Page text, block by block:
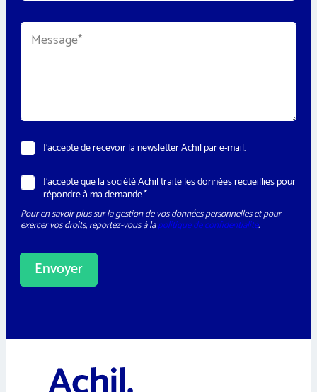
p
hM
N
e
w
s
e
t
t
r
J’accepte de recevoir la newsletter Achil par e-mail.
*
*
G
P
D
R
G
D
*
J’accepte que la société Achil traite les données recueillies pour
répondre à ma demande.*
Pour en savoir plus sur la gestion de vos données personnelles et pour
exercer vos droits, reportez-vous à lapolitique de confidentialité.
Envoyer
e